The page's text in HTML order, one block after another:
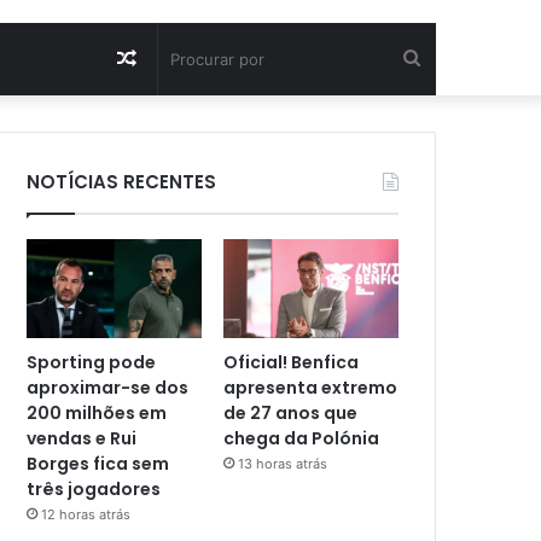
por
Artigo
aleatório
NOTÍCIAS RECENTES
Sporting pode
aproximar-se dos
200 milhões em
vendas e Rui
Borges fica sem
três jogadores
12 horas atrás
Oficial! Benfica
apresenta extremo
de 27 anos que
chega da Polónia
13 horas atrás